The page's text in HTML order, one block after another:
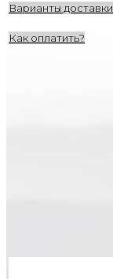
Варианты доставки
Как оплатить?